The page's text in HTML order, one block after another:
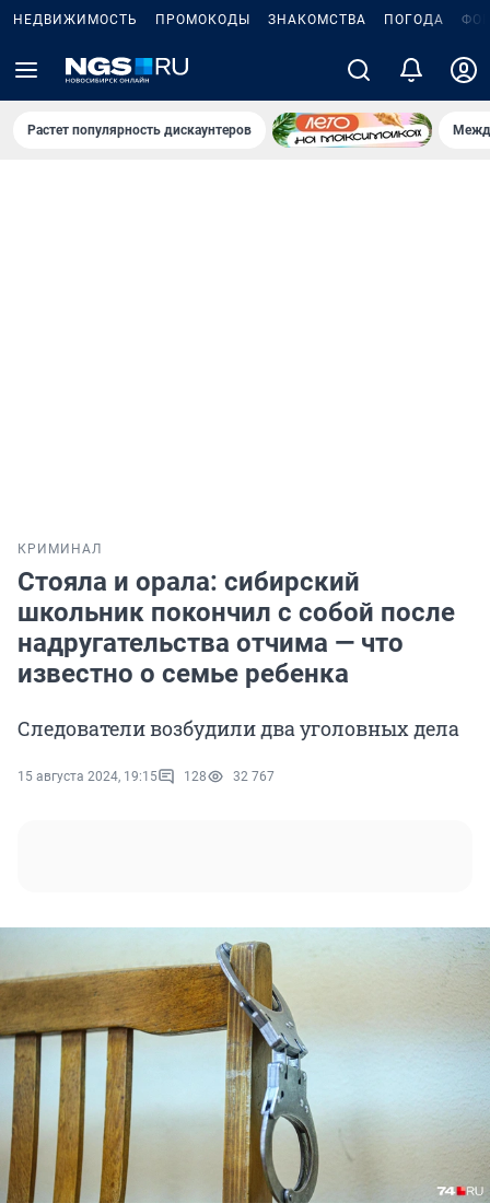
НЕДВИЖИМОСТЬ ПРОМОКОДЫ ЗНАКОМСТВА ПОГОДА
Растет популярность дискаунтеров
КРИМИНАЛ
Стояла и орала: сибирский
школьник покончил с собой после
надругательства отчима — что
известно о семье ребенка
Следователи возбудили два уголовных дела
15 августа 2024, 19:15 128 32 767